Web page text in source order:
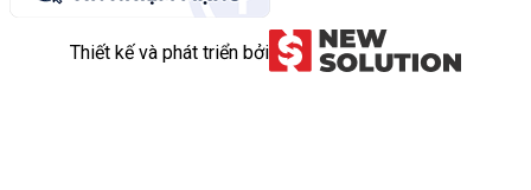
Thiết kế và phát triển bởi